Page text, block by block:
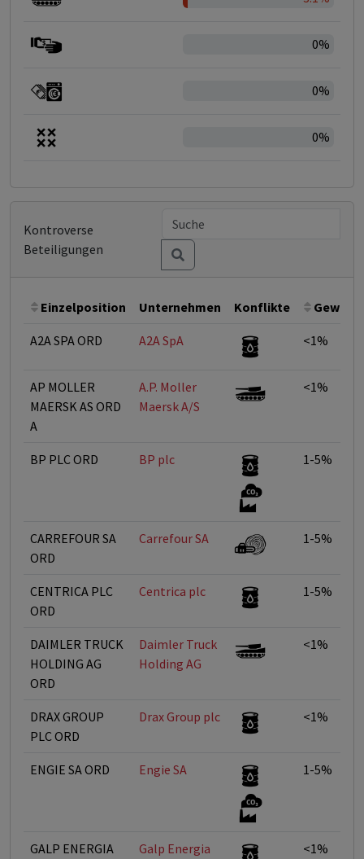
0%
0%
0%
Kontroverse
Beteiligungen
Einzelposition Unternehmen Konflikte
A2A SPA ORD A2A SpA <1%
AP MOLLER
MAERSK AS ORD
A
A.P. Moller 
Maersk A/S
<1%
BP PLC ORD BP plc 1-5%
CARREFOUR SA
ORD
Carrefour SA 1-5%
CENTRICA PLC
ORD
Centrica plc 1-5%
DAIMLER TRUCK
HOLDING AG
ORD
Daimler Truck
Holding AG
<1%
DRAX GROUP
PLC ORD
Drax Group plc <1%
ENGIE SA ORD Engie SA 1-5%
GALP ENERGIA
Galp Energia
<1%